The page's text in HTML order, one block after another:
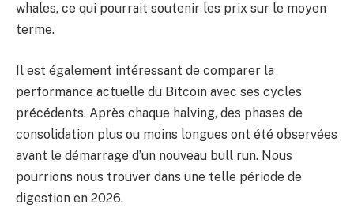
whales, ce qui pourrait soutenir les prix sur le moyen
terme.
Il est également intéressant de comparer la
performance actuelle du Bitcoin avec ses cycles
précédents. Après chaque halving, des phases de
consolidation plus ou moins longues ont été observées
avant le démarrage d’un nouveau bull run. Nous
pourrions nous trouver dans une telle période de
digestion en 2026.